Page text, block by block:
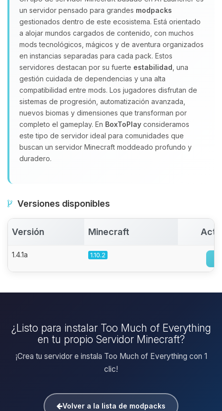
un servidor pensado para grandes modpacks
gestionados dentro de este ecosistema. Está orientado
a alojar mundos cargados de contenido, con muchos
mods tecnológicos, mágicos y de aventura organizados
en instancias separadas para cada pack. Estos
servidores destacan por su fuerte estabilidad , una
gestión cuidada de dependencias y una alta
compatibilidad entre mods. Los jugadores disfrutan de
sistemas de progresión, automatización avanzada,
nuevos biomas y dimensiones que transforman por
completo el gameplay. En BoxToPlay consideramos
este tipo de servidor ideal para comunidades que
buscan un servidor Minecraft moddeado profundo y
duradero.
Versiones disponibles
Versión Minecraft
1.4.1a 1.10.2
¿Listo para instalar Too Much of Everything
en tu propio Servidor Minecraft?
¡Crea tu servidor e instala Too Much of Everything con 1
clic!
Volver a la lista de modpacks
Yupi, por fin alguien con quien
hablar! Soy Choupy, tu pequeno
asistente de BoxToPlay. Cuentame
que necesitas y moveré mis
pequenos circuitos para ayudarte.
06/08/2026 18:29